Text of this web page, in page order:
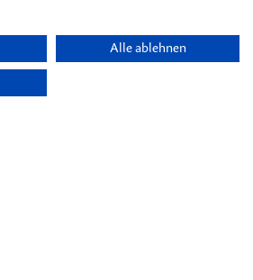
Alle ablehnen